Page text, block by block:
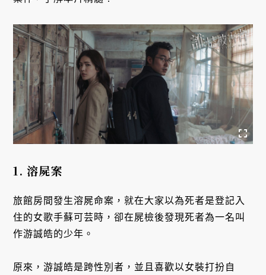
1. 溶屍案
旅館房間發生溶屍命案，就在大家以為死者是登記入
住的女歌手蘇可芸時，卻在屍檢後發現死者為一名叫
作游誠皓的少年。
原來，游誠皓是跨性別者，並且喜歡以女裝打扮自